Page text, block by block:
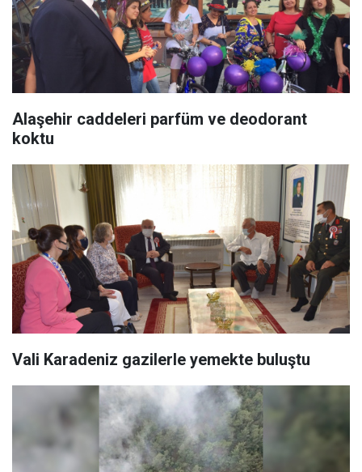
Alaşehir caddeleri parfüm ve deodorant
koktu
Vali Karadeniz gazilerle yemekte buluştu